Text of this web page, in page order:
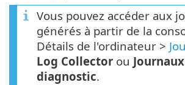
Vous pouvez accéder aux
générés à partir de la
Détails de l'ordinateur >
Log Collector ou
diagnostic.